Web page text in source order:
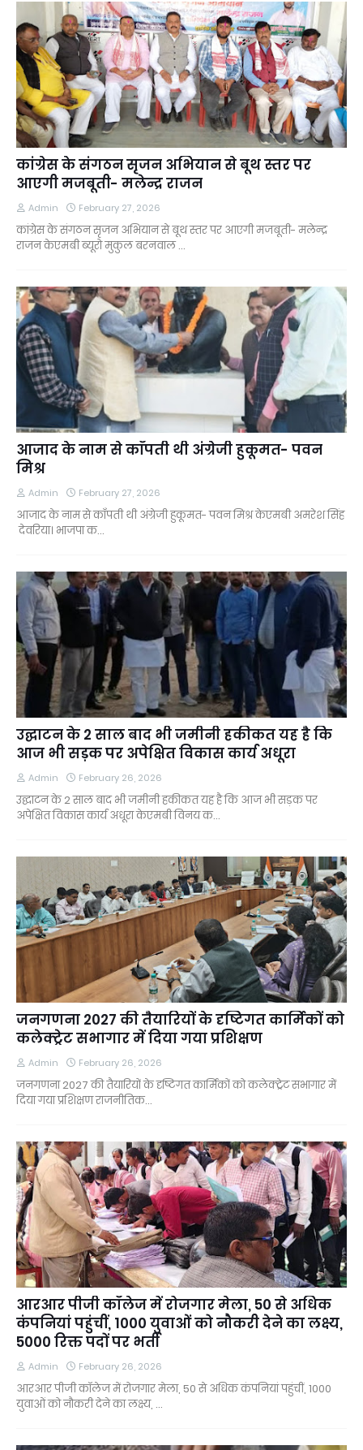
कांग्रेस के संगठन सृजन अभियान से बूथ स्तर पर
आएगी मजबूती- मलेन्द्र राजन
Admin February 27, 2026
कांग्रेस के संगठन सृजन अभियान से बूथ स्तर पर आएगी मजबूती- मलेन्द्र
राजन केएमबी ब्यूरो मुकुल बरनवाल …
आजाद के नाम से काँपती थी अंग्रेजी हुकूमत- पवन
मिश्र
Admin February 27, 2026
आजाद के नाम से काँपती थी अंग्रेजी हुकूमत- पवन मिश्र केएमबी अमरेश सिंह
देवरिया। भाजपा क…
उद्घाटन के 2 साल बाद भी जमीनी हकीकत यह है कि
आज भी सड़क पर अपेक्षित विकास कार्य अधूरा
Admin February 26, 2026
उद्घाटन के 2 साल बाद भी जमीनी हकीकत यह है कि आज भी सड़क पर
अपेक्षित विकास कार्य अधूरा केएमबी विनय क…
जनगणना 2027 की तैयारियों के दृष्टिगत कार्मिकों को
कलेक्ट्रेट सभागार में दिया गया प्रशिक्षण
Admin February 26, 2026
जनगणना 2027 की तैयारियों के दृष्टिगत कार्मिकों को कलेक्ट्रेट सभागार में
दिया गया प्रशिक्षण राजनीतिक…
आरआर पीजी कॉलेज में रोजगार मेला, 50 से अधिक
कंपनियां पहुंचीं, 1000 युवाओं को नौकरी देने का लक्ष्य,
5000 रिक्त पदों पर भर्ती
Admin February 26, 2026
आरआर पीजी कॉलेज में रोजगार मेला, 50 से अधिक कंपनियां पहुंचीं, 1000
युवाओं को नौकरी देने का लक्ष्य, …